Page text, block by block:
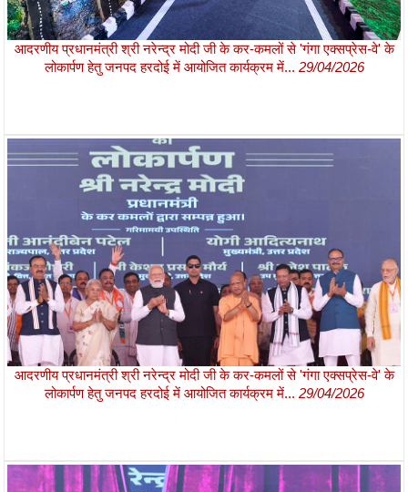
आदरणीय प्रधानमंत्री श्री नरेन्द्र मोदी जी के कर-कमलों से 'गंगा एक्सप्रेस-वे' के
लोकार्पण हेतु जनपद हरदोई में आयोजित कार्यक्रम में... 29/04/2026
आदरणीय प्रधानमंत्री श्री नरेन्द्र मोदी जी के कर-कमलों से 'गंगा एक्सप्रेस-वे' के
लोकार्पण हेतु जनपद हरदोई में आयोजित कार्यक्रम में... 29/04/2026